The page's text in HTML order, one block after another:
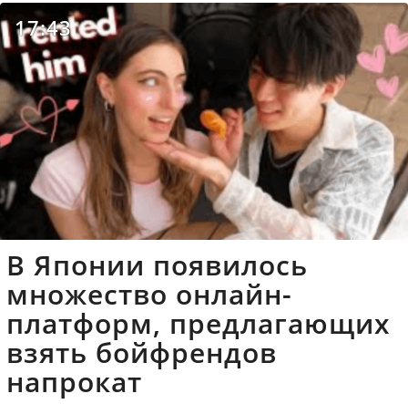
17:43
В Японии появилось
множество онлайн-
платформ, предлагающих
взять бойфрендов
напрокат